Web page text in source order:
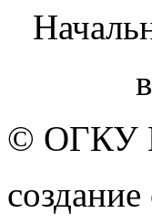
© ОГКУ
создание